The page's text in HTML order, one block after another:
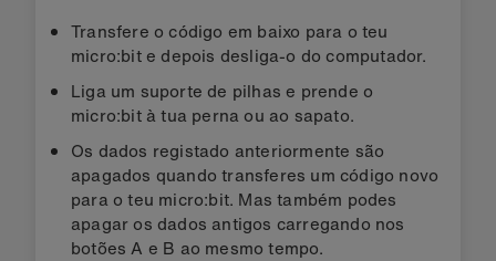
Transfere o código em baixo para o teu
micro:bit e depois desliga-o do computador.
Liga um suporte de pilhas e prende o
micro:bit à tua perna ou ao sapato.
Os dados registado anteriormente são
apagados quando transferes um código novo
para o teu micro:bit. Mas também podes
apagar os dados antigos carregando nos
botões A e B ao mesmo tempo.